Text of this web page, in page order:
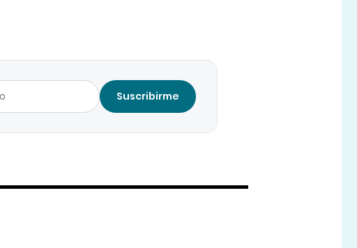
Suscribirme